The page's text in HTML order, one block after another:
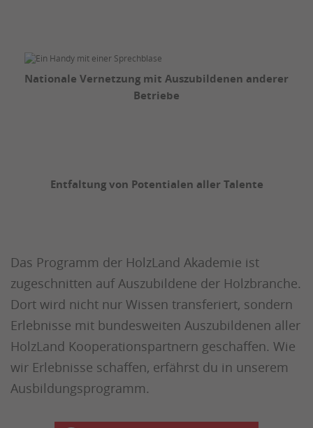
Nationale Vernetzung mit Auszubildenen anderer
Betriebe
Entfaltung von Potentialen aller Talente
Das Programm der HolzLand Akademie ist
zugeschnitten auf Auszubildene der Holzbranche.
Dort wird nicht nur Wissen transferiert, sondern
Erlebnisse mit bundesweiten Auszubildenen aller
HolzLand Kooperationspartnern geschaffen. Wie
wir Erlebnisse schaffen, erfährst du in unserem
Ausbildungsprogramm.